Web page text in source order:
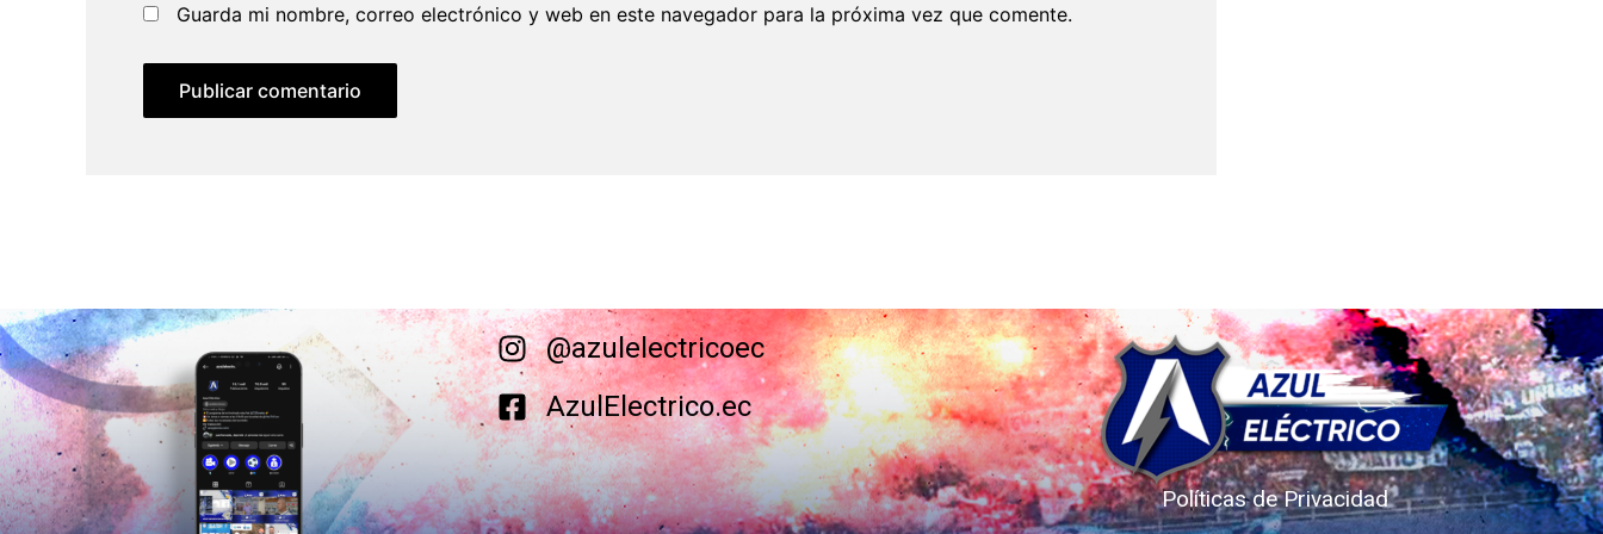
Guarda mi nombre, correo electrónico y web en este navegador para la próxima vez que comente.
@azulelectricoec
AzulElectrico.ec
Políticas de Privacidad